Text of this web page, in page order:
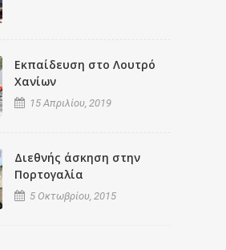
Εκπαίδευση στο Λουτρό
Χανίων
15 Απριλίου, 2019
Διεθνής άσκηση στην
Πορτογαλία
5 Οκτωβρίου, 2015